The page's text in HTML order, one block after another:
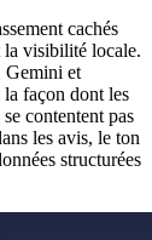
cachés
visibilité locale.
Gemini et
façon dont les
contentent pas
les avis, le ton
structurées